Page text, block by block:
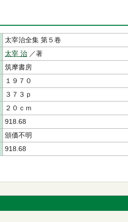
太宰治全集 第５卷
太宰 治 ／著
筑摩書房
１９７０
３７３ｐ
２０ｃｍ
918.68
頒価不明
918.68